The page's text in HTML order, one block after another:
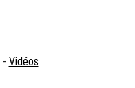
- Vidéos